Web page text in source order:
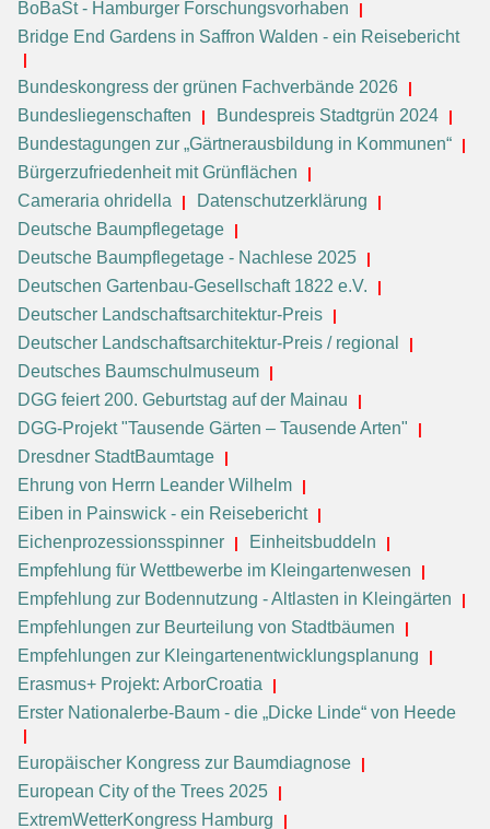
BoBaSt - Hamburger Forschungsvorhaben
Bridge End Gardens in Saffron Walden - ein Reisebericht
Bundeskongress der grünen Fachverbände 2026
Bundesliegenschaften
Bundespreis Stadtgrün 2024
Bundestagungen zur „Gärtnerausbildung in Kommunen“
Bürgerzufriedenheit mit Grünflächen
Cameraria ohridella
Datenschutzerklärung
Deutsche Baumpflegetage
Deutsche Baumpflegetage - Nachlese 2025
Deutschen Gartenbau-Gesellschaft 1822 e.V.
Deutscher Landschaftsarchitektur-Preis
Deutscher Landschaftsarchitektur-Preis / regional
Deutsches Baumschulmuseum
DGG feiert 200. Geburtstag auf der Mainau
DGG-Projekt "Tausende Gärten – Tausende Arten"
Dresdner StadtBaumtage
Ehrung von Herrn Leander Wilhelm
Eiben in Painswick - ein Reisebericht
Eichenprozessionsspinner
Einheitsbuddeln
Empfehlung für Wettbewerbe im Kleingartenwesen
Empfehlung zur Bodennutzung - Altlasten in Kleingärten
Empfehlungen zur Beurteilung von Stadtbäumen
Empfehlungen zur Kleingartenentwicklungsplanung
Erasmus+ Projekt: ArborCroatia
Erster Nationalerbe-Baum - die „Dicke Linde“ von Heede
Europäischer Kongress zur Baumdiagnose
European City of the Trees 2025
ExtremWetterKongress Hamburg